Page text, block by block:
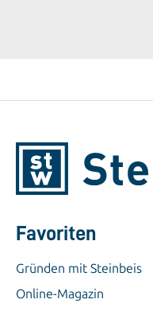
Favoriten
Gründen mit Steinbeis
Online-Magazin